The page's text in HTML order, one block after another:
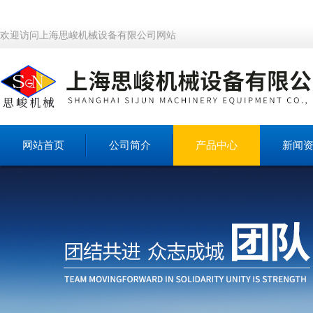
欢迎访问上海思峻机械设备有限公司网站
网站首页 公司简介 产品中心 新闻